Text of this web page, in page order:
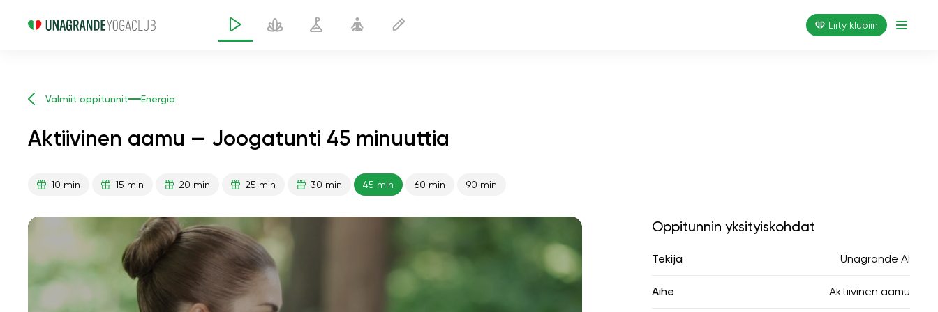
Liity klubiin
Valmiit oppitunnit Energia
Aktiivinen aamu — Joogatunti 45 minuuttia
10 min 15 min 20 min 25 min 30 min 45 min 60 min 90 min
Oppitunnin yksityiskohdat
Tekijä Unagrande AI
Aihe Aktiivinen aamu